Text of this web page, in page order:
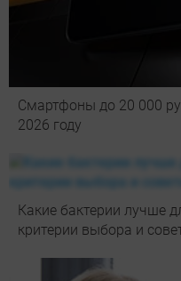
Смартфоны до 20 000
2026 году
Какие бактерии лучше
критерии выбора и